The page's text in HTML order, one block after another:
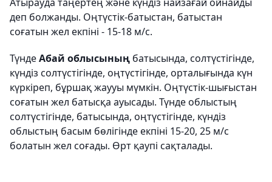
деп болжанды. Оңтүстік-батыстан, батыстан
соғатын жел екпіні - 15-18 м/с.
ТүндеАбай облысының батысында, солтүстігінде,
күндіз солтүстігінде, оңтүстігінде, орталығында күн
күркіреп, бұршақ жаууы мүмкін. Оңтүстік-шығыстан
соғатын жел батысқа ауысады. Түнде облыстың
солтүстігінде, батысында, оңтүстігінде, күндіз
облыстың басым бөлігінде екпіні 15-20, 25 м/с
болатын жел соғады. Өрт қаупі сақталады.